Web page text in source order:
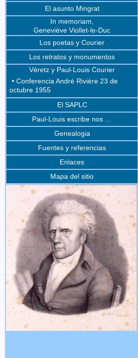
El asunto Mingrat
In memoriam,
Geneviève Viollet-le-Duc
Los poetas y Courier
Los retratos y monumentos
Véretz y Paul-Louis Courier
• Conferencia André Rivière 23 de
octubre 1955
El SAPLC
Paul-Louis escribe nos …
Genealogia
Fuentes y referencias
Enlaces
Mapa del sitio